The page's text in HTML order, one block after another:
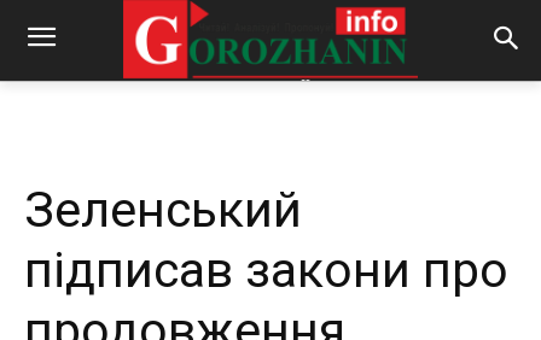
By REDACTOR - 25.07.2025 324
Зеленський
підписав закони про